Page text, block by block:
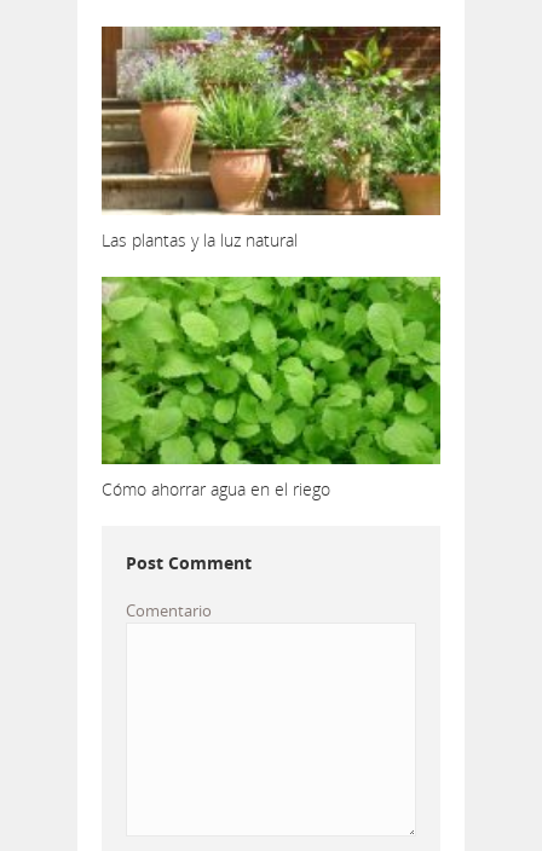
Las plantas y la luz natural
Cómo ahorrar agua en el riego
Post Comment
Comentario